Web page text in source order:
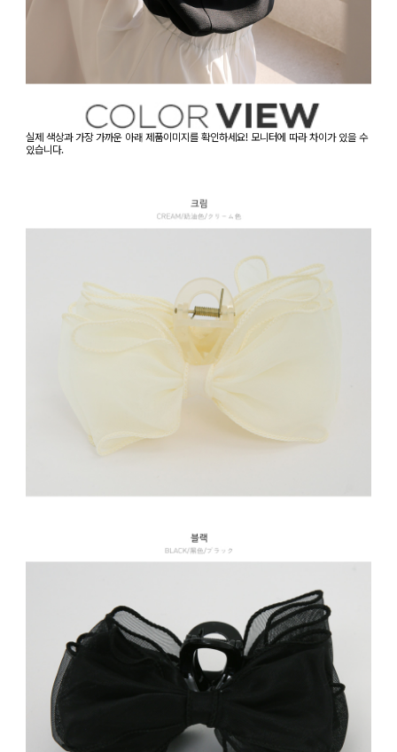
실제 색상과 가장 가까운 아래 제품이미지를 확인하세요! 모니터에 따라 차이가 있을 수
있습니다.